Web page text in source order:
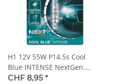
H1 12V 55W P14.5s Cool
Blue INTENSE NextGen.
5000K +100% 1st. OSRAM
CHF 8,95 *